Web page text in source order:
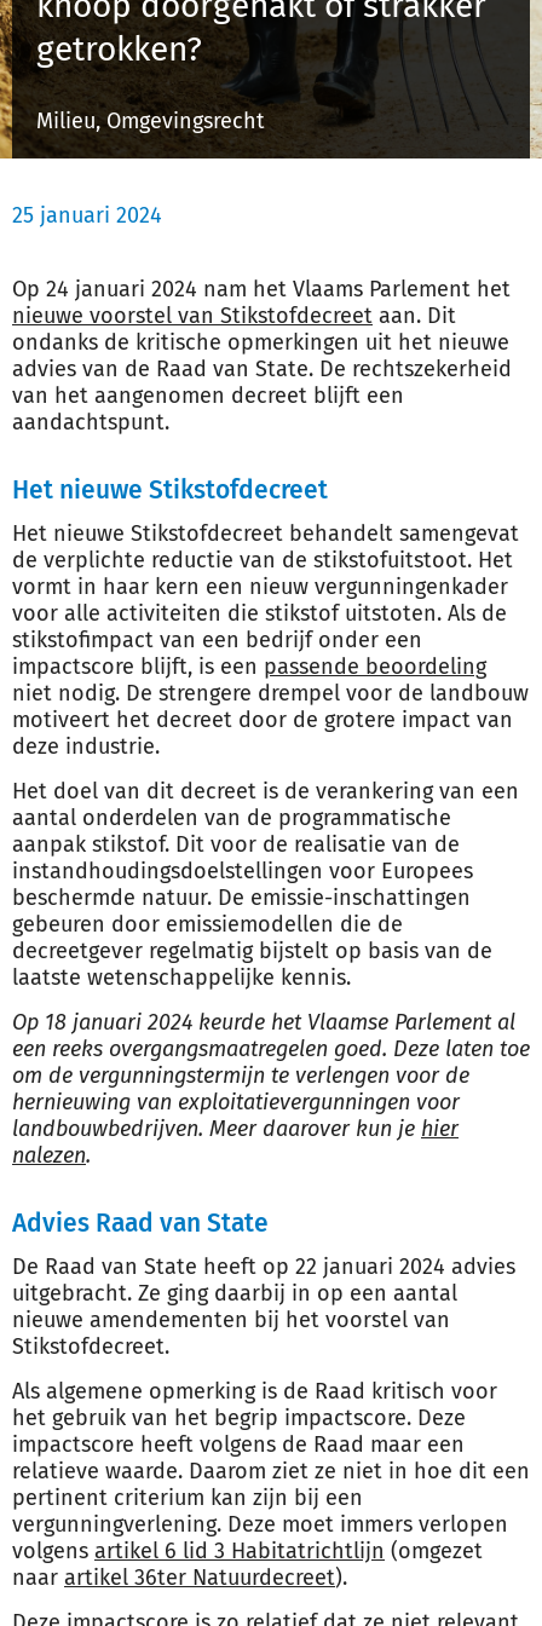
Schulinck Omgevingsrecht Databank
Over ons
Contact
Registreren
getrokken?
Milieu, Omgevingsrecht
25 januari 2024
Op 24 januari 2024 nam het Vlaams Parlement het
nieuwe voorstel van Stikstofdecreet aan. Dit
ondanks de kritische opmerkingen uit het nieuwe
advies van de Raad van State. De rechtszekerheid
van het aangenomen decreet blijft een
aandachtspunt.
Het nieuwe Stikstofdecreet
Het nieuwe Stikstofdecreet behandelt samengevat
de verplichte reductie van de stikstofuitstoot. Het
vormt in haar kern een nieuw vergunningenkader
voor alle activiteiten die stikstof uitstoten. Als de
stikstofimpact van een bedrijf onder een
impactscore blijft, is een passende beoordeling
niet nodig. De strengere drempel voor de landbouw
motiveert het decreet door de grotere impact van
deze industrie.
Het doel van dit decreet is de verankering van een
aantal onderdelen van de programmatische
aanpak stikstof. Dit voor de realisatie van de
instandhoudingsdoelstellingen voor Europees
beschermde natuur. De emissie-inschattingen
gebeuren door emissiemodellen die de
decreetgever regelmatig bijstelt op basis van de
laatste wetenschappelijke kennis.
Op 18 januari 2024 keurde het Vlaamse Parlement al
een reeks overgangsmaatregelen goed. Deze laten toe
om de vergunningstermijn te verlengen voor de
hernieuwing van exploitatievergunningen voor
landbouwbedrijven. Meer daarover kun je hier
nalezen.
Advies Raad van State
De Raad van State heeft op 22 januari 2024 advies
uitgebracht. Ze ging daarbij in op een aantal
nieuwe amendementen bij het voorstel van
Stikstofdecreet.
Als algemene opmerking is de Raad kritisch voor
het gebruik van het begrip impactscore. Deze
impactscore heeft volgens de Raad maar een
relatieve waarde. Daarom ziet ze niet in hoe dit een
pertinent criterium kan zijn bij een
vergunningverlening. Deze moet immers verlopen
volgens artikel 6 lid 3 Habitatrichtlijn (omgezet
naar artikel 36ter Natuurdecreet).